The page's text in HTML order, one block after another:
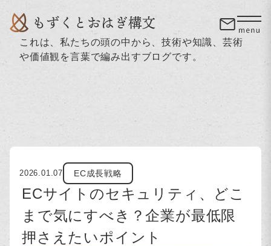
これは、私たちの頭の中から、技術や知識、芸術
や価値観を言葉で編み出すブログです。
2026.01.07 EC成長戦略
ECサイトのセキュリティ、どこ
まで気にすべき？企業が最低限
押さえたいポイント